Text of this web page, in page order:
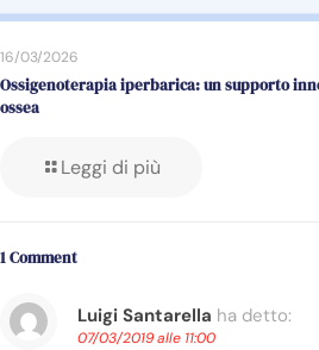
16/03/2026
Ossigenoterapia iperbarica: un supporto
ossea
Leggi di più
1 Comment
Luigi Santarella ha detto:
07/03/2019 alle 11:00